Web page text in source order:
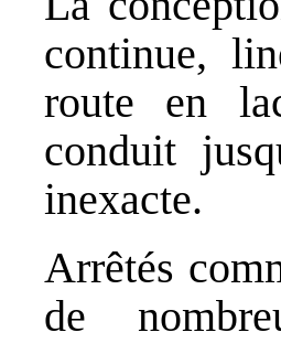
continue,
route en
conduit
inexacte.
Arrêtés
de